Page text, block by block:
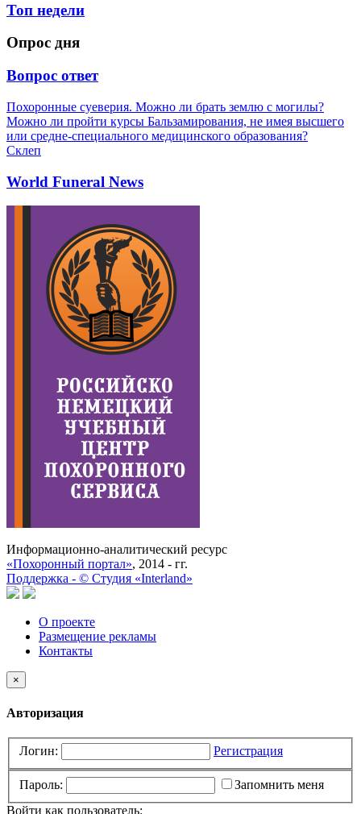
Топ недели
Опрос дня
Вопрос ответ
Похоронные суеверия. Можно ли брать землю с могилы?
Можно ли пройти курсы Бальзамирования, не имея высшего
или средне-специального медицинского образования?
Склеп
World Funeral News
Информационно-аналитический ресурс
«Похоронный портал», 2014 - гг.
Поддержка - © Cтудия «Interland»
О проекте
Размещение рекламы
Контакты
×
Авторизация
Логин: Регистрация
Пароль:
Запомнить меня
Войти как пользователь: